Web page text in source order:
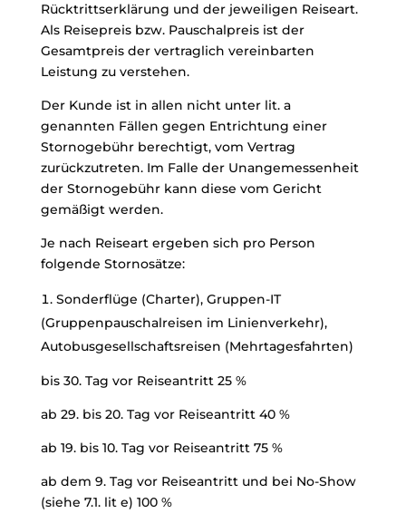
Rücktrittserklärung und der jeweiligen Reiseart.
Als Reisepreis bzw. Pauschalpreis ist der
Gesamtpreis der vertraglich vereinbarten
Leistung zu verstehen.
Der Kunde ist in allen nicht unter lit. a
genannten Fällen gegen Entrichtung einer
Stornogebühr berechtigt, vom Vertrag
zurückzutreten. Im Falle der Unangemessenheit
der Stornogebühr kann diese vom Gericht
gemäßigt werden.
Je nach Reiseart ergeben sich pro Person
folgende Stornosätze:
Sonderflüge (Charter), Gruppen-IT
(Gruppenpauschalreisen im Linienverkehr),
Autobusgesellschaftsreisen (Mehrtagesfahrten)
bis 30. Tag vor Reiseantritt 25 %
ab 29. bis 20. Tag vor Reiseantritt 40 %
ab 19. bis 10. Tag vor Reiseantritt 75 %
ab dem 9. Tag vor Reiseantritt und bei No-Show
(siehe 7.1. lit e) 100 %